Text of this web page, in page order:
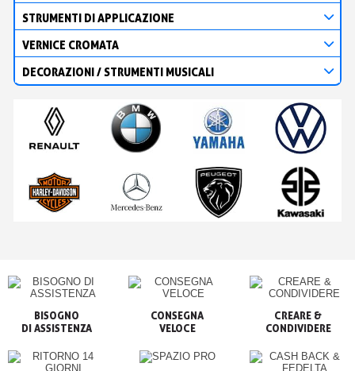
STRUMENTI DI APPLICAZIONE
VERNICE CROMATA
DECORAZIONI / STRUMENTI MUSICALI
BISOGNO
CONSEGNA
VELOCE
CREARE &
CONDIVIDERE